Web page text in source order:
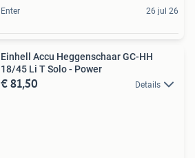
Enter 26 jul 26
Einhell Accu Heggenschaar GC-HH
18/45 Li T Solo - Power
€ 81,50 Details